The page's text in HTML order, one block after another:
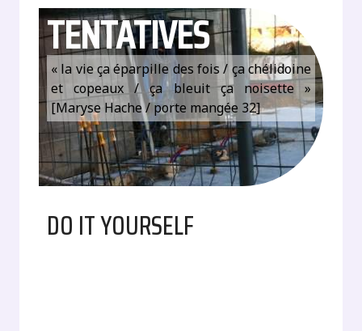
TENTATIVES
« la vie ça éparpille des fois / ça chélidoine
et copeaux / ça bleuit ça noisette »
[Maryse Hache / porte mangée 32]
DO IT YOURSELF